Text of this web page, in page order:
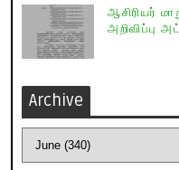
ஆசிரியர்
அறிவிப்பு
Archive